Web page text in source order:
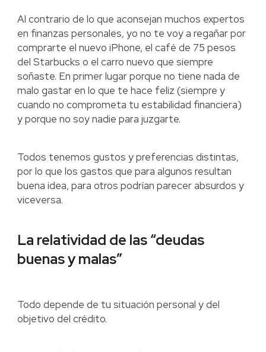
Al contrario de lo que aconsejan muchos expertos
en finanzas personales, yo no te voy a regañar por
comprarte el nuevo iPhone, el café de 75 pesos
del Starbucks o el carro nuevo que siempre
soñaste. En primer lugar porque no tiene nada de
malo gastar en lo que te hace feliz (siempre y
cuando no comprometa tu estabilidad financiera)
y porque no soy nadie para juzgarte.
Todos tenemos gustos y preferencias distintas,
por lo que los gastos que para algunos resultan
buena idea, para otros podrían parecer absurdos y
viceversa.
La relatividad de las “deudas
buenas y malas”
Todo depende de tu situación personal y del
objetivo del crédito.